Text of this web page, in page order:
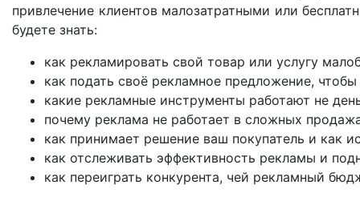
привлечение клиентов малозатратными или
будете знать:
как рекламировать свой товар или услугу
как подать своё рекламное предложение,
какие рекламные инструменты работают не
почему реклама не работает в сложных
как принимает решение ваш покупатель и как
как отслеживать эффективность рекламы и
как переиграть конкурента, чей рекламный